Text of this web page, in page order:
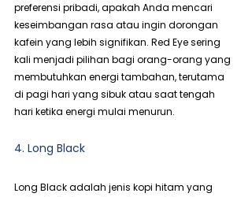
preferensi pribadi, apakah Anda mencari
keseimbangan rasa atau ingin dorongan
kafein yang lebih signifikan. Red Eye sering
kali menjadi pilihan bagi orang-orang yang
membutuhkan energi tambahan, terutama
di pagi hari yang sibuk atau saat tengah
hari ketika energi mulai menurun.
4. Long Black
Long Black adalah jenis kopi hitam yang